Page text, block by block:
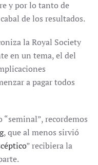
y por lo tanto de
de los resultados.
la Royal Society
en un tema, el del
a pagar todos
recordemos
, que al menos sirvió
” recibiera la